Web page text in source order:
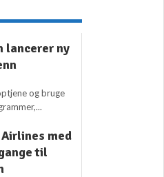
lancerer ny
og bruge
med
til